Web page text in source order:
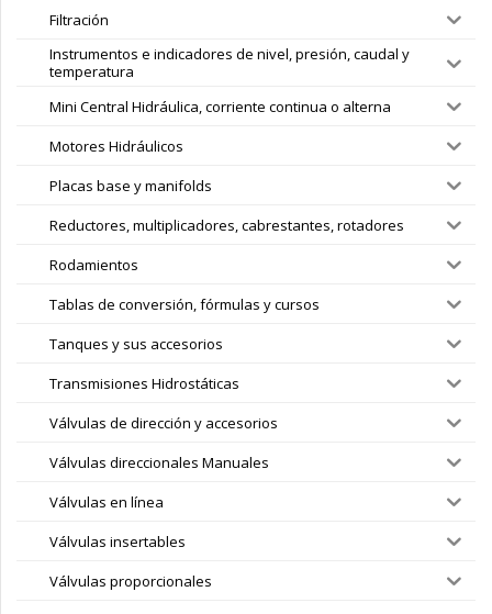
Filtración
Instrumentos e indicadores de nivel, presión, caudal y
temperatura
Mini Central Hidráulica, corriente continua o alterna
Motores Hidráulicos
Placas base y manifolds
Reductores, multiplicadores, cabrestantes, rotadores
Rodamientos
Tablas de conversión, fórmulas y cursos
Tanques y sus accesorios
Transmisiones Hidrostáticas
Válvulas de dirección y accesorios
Válvulas direccionales Manuales
Válvulas en línea
Válvulas insertables
Válvulas proporcionales